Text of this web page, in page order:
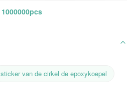
1000000pcs
sticker van de cirkel de epoxykoepel